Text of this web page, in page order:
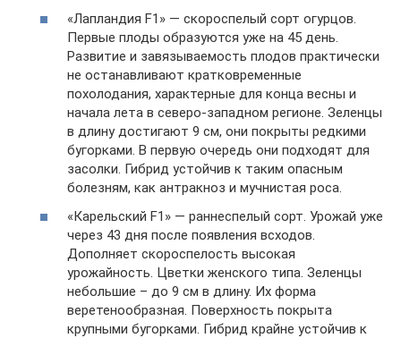
«Лапландия F1» — скороспелый сорт огурцов.
Первые плоды образуются уже на 45 день.
Развитие и завязываемость плодов практически
не останавливают кратковременные
похолодания, характерные для конца весны и
начала лета в северо-западном регионе. Зеленцы
в длину достигают 9 см, они покрыты редкими
бугорками. В первую очередь они подходят для
засолки. Гибрид устойчив к таким опасным
болезням, как антракноз и мучнистая роса.
«Карельский F1» — раннеспелый сорт. Урожай уже
через 43 дня после появления всходов.
Дополняет скороспелость высокая
урожайность. Цветки женского типа. Зеленцы
небольшие – до 9 см в длину. Их форма
веретенообразная. Поверхность покрыта
крупными бугорками. Гибрид крайне устойчив к